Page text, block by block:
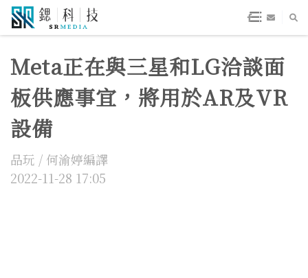
Meta正在與三星和LG洽談面
板供應事宜，將用於AR及VR
設備
品玩 / 何渝婷編譯
2022-11-28 17:05